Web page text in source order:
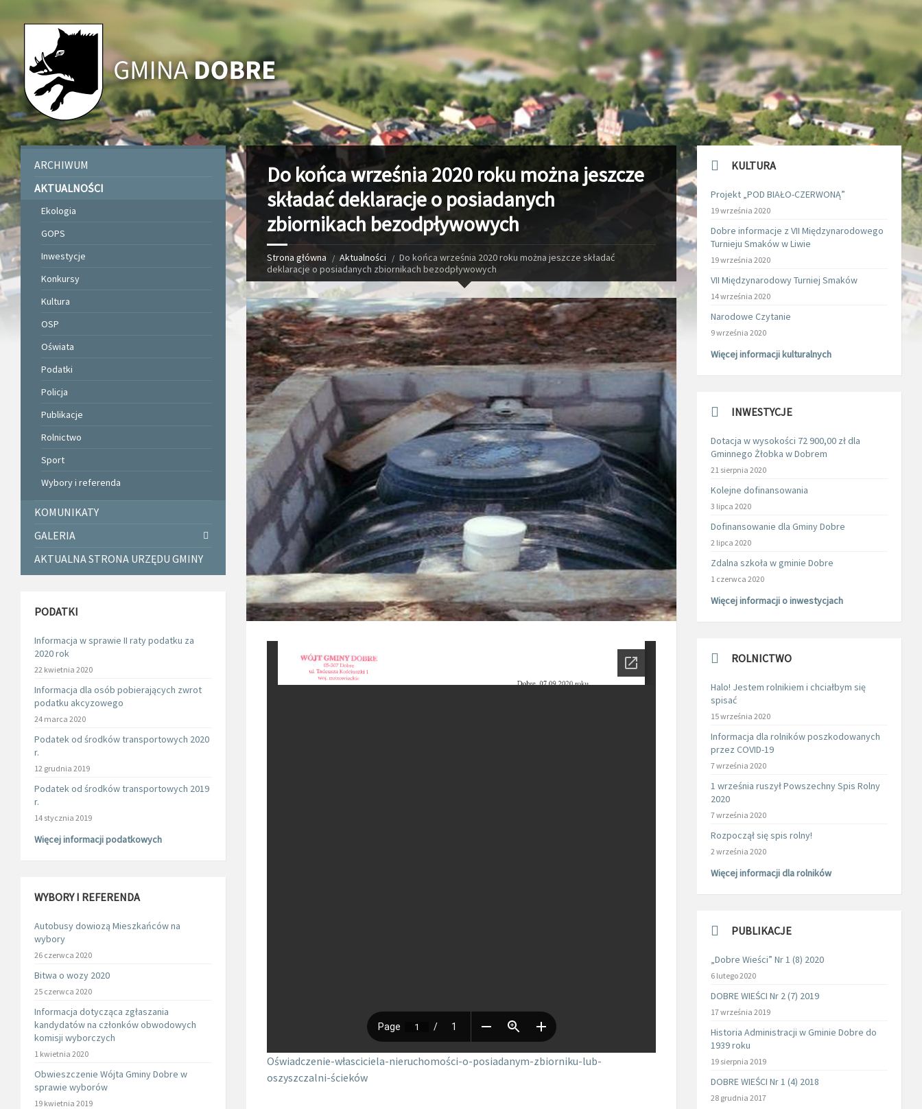
Do końca września 2020 roku można jeszcze
składać deklaracje o posiadanych
zbiornikach bezodpływowych
Strona główna Aktualności
Do końca września 2020 roku można jeszcze składać
deklaracje o posiadanych zbiornikach bezodpływowych
Oświadczenie-własciciela-nieruchomości-o-posiadanym-zbiorniku-lub-
oszyszczalni-ścieków
ARCHIWUM
AKTUALNOŚCI
Ekologia
GOPS
Inwestycje
Konkursy
Kultura
OSP
Oświata
Podatki
Policja
Publikacje
Rolnictwo
Sport
Wybory i referenda
KOMUNIKATY
GALERIA
AKTUALNA STRONA URZĘDU GMINY
PODATKI
Informacja w sprawie II raty podatku za
2020 rok
22 kwietnia 2020
Informacja dla osób pobierających zwrot
podatku akcyzowego
24 marca 2020
Podatek od środków transportowych 2020
r.
12 grudnia 2019
Podatek od środków transportowych 2019
r.
14 stycznia 2019
Więcej informacji podatkowych
WYBORY I REFERENDA
Autobusy dowiozą Mieszkańców na
wybory
26 czerwca 2020
Bitwa o wozy 2020
25 czerwca 2020
Informacja dotycząca zgłaszania
kandydatów na członków obwodowych
komisji wyborczych
1 kwietnia 2020
Obwieszczenie Wójta Gminy Dobre w
sprawie wyborów
19 kwietnia 2019
KULTURA
Projekt „POD BIAŁO-CZERWONĄ”
19 września 2020
Dobre informacje z VII Międzynarodowego
Turnieju Smaków w Liwie
19 września 2020
VII Międzynarodowy Turniej Smaków
14 września 2020
Narodowe Czytanie
9 września 2020
Więcej informacji kulturalnych
INWESTYCJE
Dotacja w wysokości 72 900,00 zł dla
Gminnego Żłobka w Dobrem
21 sierpnia 2020
Kolejne dofinansowania
3 lipca 2020
Dofinansowanie dla Gminy Dobre
2 lipca 2020
Zdalna szkoła w gminie Dobre
1 czerwca 2020
Więcej informacji o inwestycjach
ROLNICTWO
Halo! Jestem rolnikiem i chciałbym się
spisać
15 września 2020
Informacja dla rolników poszkodowanych
przez COVID-19
7 września 2020
1 września ruszył Powszechny Spis Rolny
2020
7 września 2020
Rozpoczął się spis rolny!
2 września 2020
Więcej informacji dla rolników
PUBLIKACJE
„Dobre Wieści” Nr 1 (8) 2020
6 lutego 2020
DOBRE WIEŚCI Nr 2 (7) 2019
17 września 2019
Historia Administracji w Gminie Dobre do
1939 roku
19 sierpnia 2019
DOBRE WIEŚCI Nr 1 (4) 2018
28 grudnia 2017